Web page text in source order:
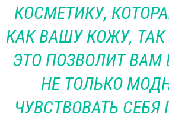
КОСМЕТИКУ,
КАК ВАШУ КОЖУ,
ЭТО ПОЗВОЛИТ ВАМ
НЕ ТОЛЬКО
ЧУВСТВОВАТЬ СЕБЯ